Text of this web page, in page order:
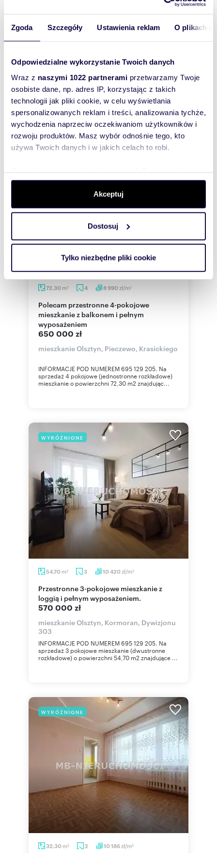
Zgoda Szczegóły Ustawienia reklam O plikach
Odpowiedzialne wykorzystanie Twoich danych
Wraz z naszymi 1022 partnerami przetwarzamy Twoje
osobiste dane, np. adres IP, korzystając z takich
technologii jak pliki cookie, w celu wyświetlania
spersonalizowanych reklam i treści, analizowania tychże,
wychodzenia naprzeciw oczekiwaniom użytkowników i
rozwoju produktów. Masz wybór odnośnie tego, kto
używa Twoich danych i w jakich celach to robi.
dane są przetwarzane oraz ustaw własne preferencje w
. W Deklaracji plików cookie możesz
zmienić lub wycofać swoją zgodę w dowolnej chwili.
Wykorzystujemy pliki cookie do spersonalizowania treści
i reklam, aby oferować funkcje społecznościowe i
korzystasz z naszej witryny, udostępniamy partnerom
Partnerzy mogą połączyć te informacje z innymi danymi
korzystania z ich usług.
Akceptuj
Dostosuj
Tylko niezbędne pliki cookie
81m 4 7 765zł/m
balkonem, stan do odnowienia polecam
mieszkanie Olsztyn, Jaroty, Immanuela
INFORMACJE POD NUMEREM +48 695 129 205. Na
sprzedaż 4 pokojowe mieszkanie o powierzchni 81
m2 (po podłodze 128 m2) znajdujące si...
WYRÓŻNIONE
72,30 m2 4 8 990zł/m2
Polecam przestronne 4-pokojowe
mieszkanie z balkonem i pełnym
wyposażeniem
650 000 zł
mieszkanie Olsztyn, Pieczewo, Krasickiego
INFORMACJE POD NUMEREM 695 129 205. Na
sprzedaż 4 pokojowe (jednostronne rozkładowe)
mieszkanie o powierzchni 72,30 m2 znajdując...
WYRÓŻNIONE
54,70 m2 3 10 420zł/m2
Przestronne 3-pokojowe mieszkanie z
loggią i pełnym wyposażeniem.
570 000 zł
mieszkanie Olsztyn, Kormoran, Dywizjonu
303
INFORMACJE POD NUMEREM 695 129 205. Na
sprzedaż 3 pokojowe mieszkanie (dwustronne
rozkładowe) o powierzchni 54,70 m2 znajdujące ...
WYRÓŻNIONE
32,30 m2 2 10 186zł/m2